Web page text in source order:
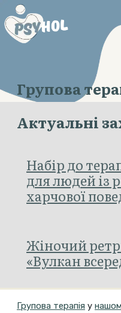
Групова
Актуальні
Набір до
для людей із
харчової
Жіночий
«Вулкан
Групова терапія у